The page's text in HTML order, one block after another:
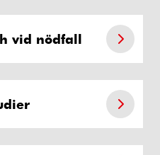
vid nödfall